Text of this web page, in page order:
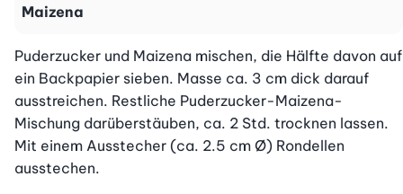
Maizena
Puderzucker und Maizena mischen, die Hälfte davon auf
ein Backpapier sieben. Masse ca. 3 cm dick darauf
ausstreichen. Restliche Puderzucker-Maizena-
Mischung darüberstäuben, ca. 2 Std. trocknen lassen.
Mit einem Ausstecher (ca. 2.5 cm Ø) Rondellen
ausstechen.